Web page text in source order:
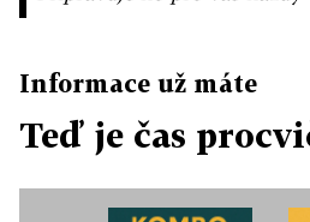
Informace už máte
Teď je čas